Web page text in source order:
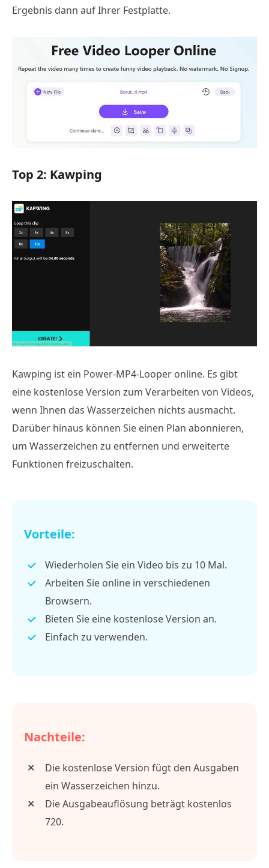
Ergebnis dann auf Ihrer Festplatte.
Top 2: Kawping
Kawping ist ein Power-MP4-Looper online. Es gibt
eine kostenlose Version zum Verarbeiten von Videos,
wenn Ihnen das Wasserzeichen nichts ausmacht.
Darüber hinaus können Sie einen Plan abonnieren,
um Wasserzeichen zu entfernen und erweiterte
Funktionen freizuschalten.
Vorteile:
Wiederholen Sie ein Video bis zu 10 Mal.
Arbeiten Sie online in verschiedenen
Browsern.
Bieten Sie eine kostenlose Version an.
Einfach zu verwenden.
Nachteile:
Die kostenlose Version fügt den Ausgaben
ein Wasserzeichen hinzu.
Die Ausgabeauflösung beträgt kostenlos
720.